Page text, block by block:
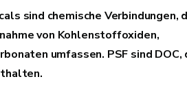
sind chemische Verbindungen,
von Kohlenstoffoxiden,
umfassen. PSF sind DOC,